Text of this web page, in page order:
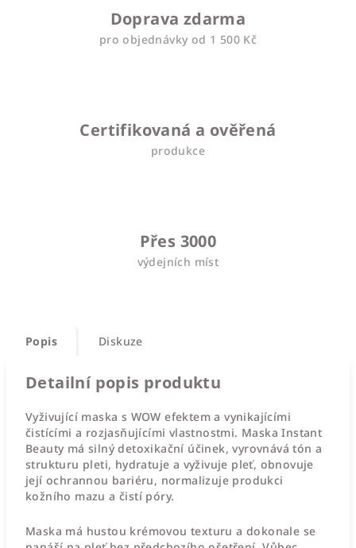
Doprava zdarma
pro objednávky od 1 500 Kč
Certifikovaná a ověřená
produkce
Přes 3000
výdejních míst
Popis Diskuze
Detailní popis produktu
Vyživující maska s WOW efektem a vynikajícími
čistícími a rozjasňujícími vlastnostmi. Maska Instant
Beauty má silný detoxikační účinek, vyrovnává tón a
strukturu pleti, hydratuje a vyživuje pleť, obnovuje
její ochrannou bariéru, normalizuje produkci
kožního mazu a čistí póry.
Maska má hustou krémovou texturu a dokonale se